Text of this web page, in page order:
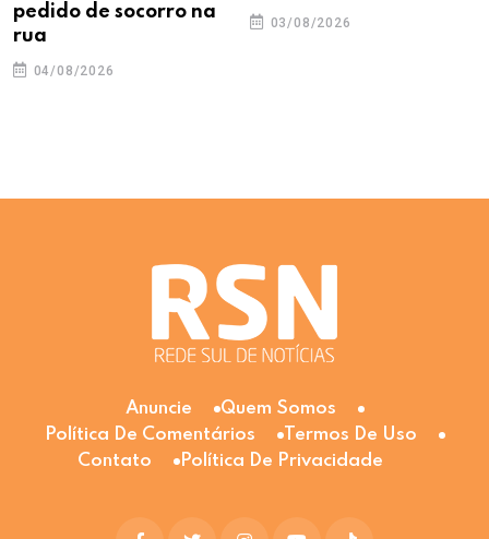
pedido de socorro na
rua
04/08/2026
03/08/2026
Anuncie
Quem Somos
Política De Comentários
Termos De Uso
Contato
Política De Privacidade